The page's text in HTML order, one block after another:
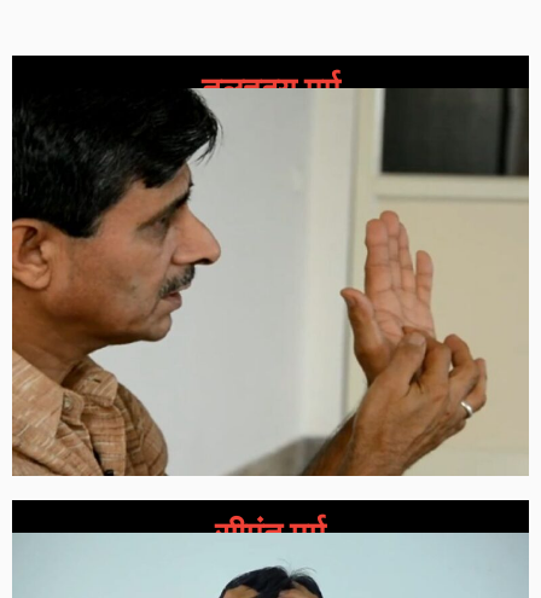
तलहृदय मर्म
सीमंत मर्म